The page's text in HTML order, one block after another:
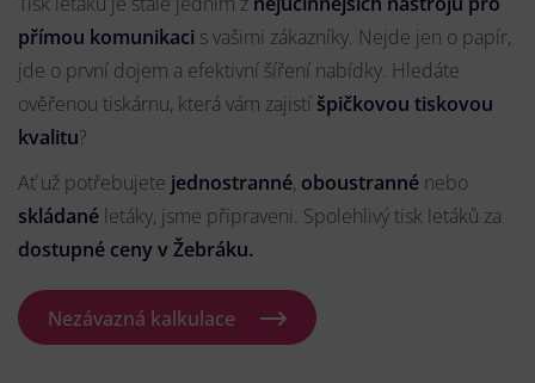
přímou komunikaci s vašimi zákazníky. Nejde jen o papír,
jde o první dojem a efektivní šíření nabídky. Hledáte
ověřenou tiskárnu, která vám zajistí špičkovou tiskovou
kvalitu?
Ať už potřebujete jednostranné, oboustranné nebo
skládané letáky, jsme připraveni. Spolehlivý tisk letáků za
dostupné ceny v Žebráku.
Nezávazná kalkulace